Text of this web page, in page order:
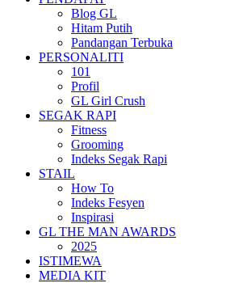
Blog GL
Hitam Putih
Pandangan Terbuka
PERSONALITI
101
Profil
GL Girl Crush
SEGAK RAPI
Fitness
Grooming
Indeks Segak Rapi
STAIL
How To
Indeks Fesyen
Inspirasi
GL THE MAN AWARDS
2025
ISTIMEWA
MEDIA KIT